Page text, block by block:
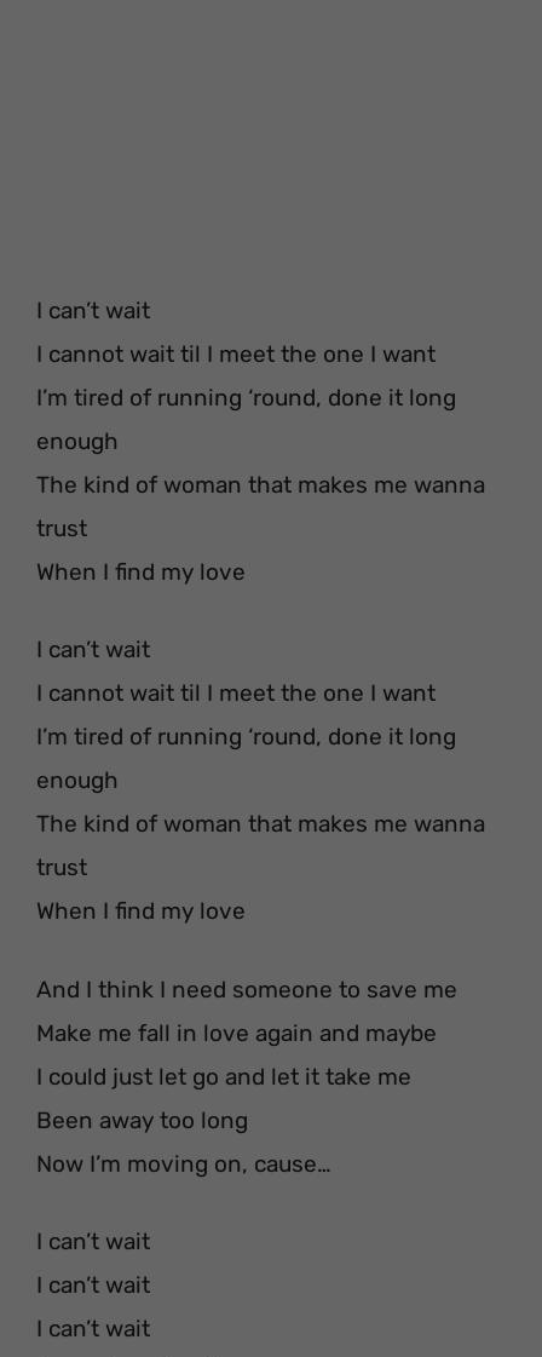
I can’t wait
I cannot wait til I meet the one I want
I’m tired of running ‘round, done it long
enough
The kind of woman that makes me wanna
trust
When I find my love
I can’t wait
I cannot wait til I meet the one I want
I’m tired of running ‘round, done it long
enough
The kind of woman that makes me wanna
trust
When I find my love
And I think I need someone to save me
Make me fall in love again and maybe
I could just let go and let it take me
Been away too long
Now I’m moving on, cause…
I can’t wait
I can’t wait
I can’t wait